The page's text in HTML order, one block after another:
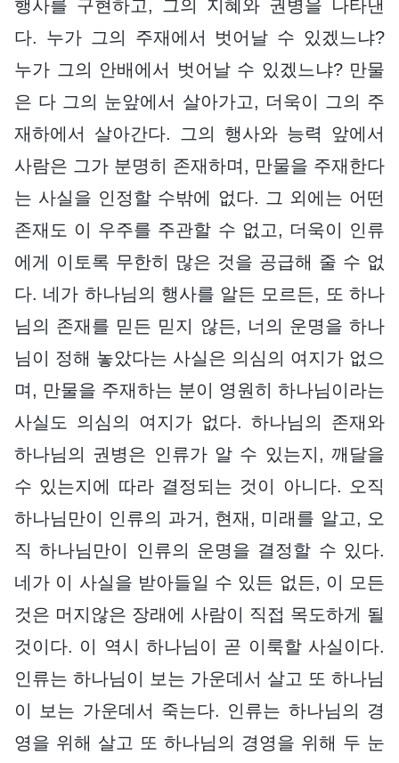
행사를 구현하고, 그의 지혜와 권병을 나타낸
다. 누가 그의 주재에서 벗어날 수 있겠느냐?
누가 그의 안배에서 벗어날 수 있겠느냐? 만물
은 다 그의 눈앞에서 살아가고, 더욱이 그의 주
재하에서 살아간다. 그의 행사와 능력 앞에서
사람은 그가 분명히 존재하며, 만물을 주재한다
는 사실을 인정할 수밖에 없다. 그 외에는 어떤
존재도 이 우주를 주관할 수 없고, 더욱이 인류
에게 이토록 무한히 많은 것을 공급해 줄 수 없
다. 네가 하나님의 행사를 알든 모르든, 또 하나
님의 존재를 믿든 믿지 않든, 너의 운명을 하나
님이 정해 놓았다는 사실은 의심의 여지가 없으
며, 만물을 주재하는 분이 영원히 하나님이라는
사실도 의심의 여지가 없다. 하나님의 존재와
하나님의 권병은 인류가 알 수 있는지, 깨달을
수 있는지에 따라 결정되는 것이 아니다. 오직
하나님만이 인류의 과거, 현재, 미래를 알고, 오
직 하나님만이 인류의 운명을 결정할 수 있다.
네가 이 사실을 받아들일 수 있든 없든, 이 모든
것은 머지않은 장래에 사람이 직접 목도하게 될
것이다. 이 역시 하나님이 곧 이룩할 사실이다.
인류는 하나님이 보는 가운데서 살고 또 하나님
이 보는 가운데서 죽는다. 인류는 하나님의 경
영을 위해 살고 또 하나님의 경영을 위해 두 눈